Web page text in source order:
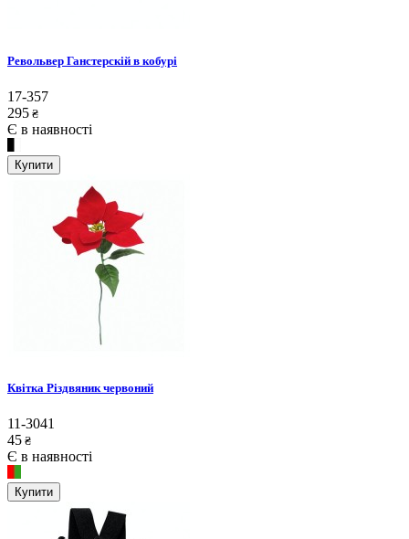
Револьвер Ганстерскій в кобурі
17-357
295 ₴
Є в наявності
Купити
Квітка Різдвяник червоний
11-3041
45 ₴
Є в наявності
Купити